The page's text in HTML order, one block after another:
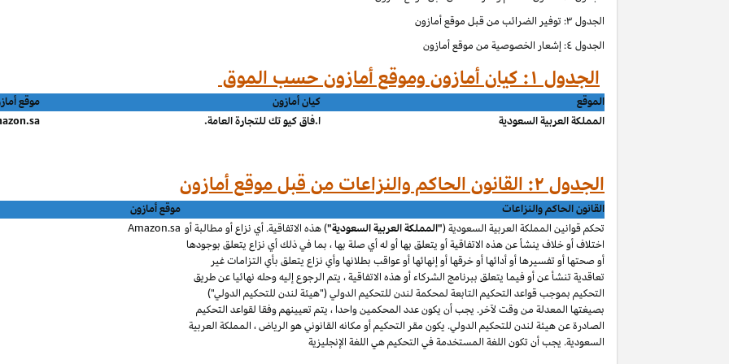
الجدول ۳: توفير الضرائب من قبل موقع أمازون
الجدول ٤: إشعار الخصوصية من موقع أمازون
الجدول ۱: كيان أمازون وموقع أمازون حسب الموق
الموقع كيان أمازون
موقع
المملكة العربية السعودية
ا.فاق كيو تك للتجارة العامة.
الجدول ۲: القانون الحاكم والنزاعات من قبل موقع أمازون
القانون الحاكم والنزاعات
موقع أمازون
تحكم قوانين المملكة العربية السعودية ("المملكة العربية السعودية") هذه الاتفاقية. أي نزاع أو مطالبة أو
اختلاف أو خلاف ينشأ عن هذه الاتفاقية أو يتعلق بها أو له أي صلة بها ، بما في ذلك أي نزاع يتعلق بوجودها
أو صحتها أو تفسيرها أو أدائها أو خرقها أو إنهائها أو عواقب بطلانها وأي نزاع يتعلق بأي التزامات غير
تعاقدية تنشأ عن أو فيما يتعلق ببرنامج الشركاء أو هذه الاتفاقية ، يتم الرجوع إليه وحله نهائيا عن طريق
التحكيم بموجب قواعد التحكيم التابعة لمحكمة لندن للتحكيم الدولي ("هيئة لندن للتحكيم الدولي")
بصيغتها المعدلة من وقت لآخر. يجب أن يكون عدد المحكمين واحدا ، يتم تعيينهم وفقا لقواعد التحكيم
الصادرة عن هيئة لندن للتحكيم الدولي. يكون مقر التحكيم أو مكانه القانوني هو الرياض ، المملكة العربية
السعودية. يجب أن تكون اللغة المستخدمة في التحكيم هي اللغة الإنجليزية
Amazon.sa